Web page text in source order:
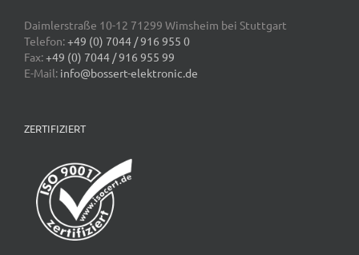
Daimlerstraße 10-12 71299 Wimsheim bei Stuttgart
Telefon:+49 (0) 7044 / 916 955 0
Fax:+49 (0) 7044 / 916 955 99
E-Mail: info@bossert-elektronic.de
ZERTIFIZIERT